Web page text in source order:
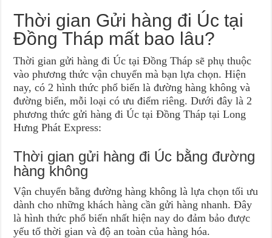
Thời gian Gửi hàng đi Úc tại
Đồng Tháp mất bao lâu?
Thời gian gửi hàng đi Úc tại Đồng Tháp sẽ phụ thuộc
vào phương thức vận chuyển mà bạn lựa chọn. Hiện
nay, có 2 hình thức phổ biến là đường hàng không và
đường biển, mỗi loại có ưu điểm riêng. Dưới đây là 2
phương thức gửi hàng đi Úc tại Đồng Tháp tại Long
Hưng Phát Express:
Thời gian gửi hàng đi Úc bằng đường
hàng không
Vận chuyển bằng đường hàng không là lựa chọn tối ưu
dành cho những khách hàng cần gửi hàng nhanh. Đây
là hình thức phổ biến nhất hiện nay do đảm bảo được
yếu tố thời gian và độ an toàn của hàng hóa.